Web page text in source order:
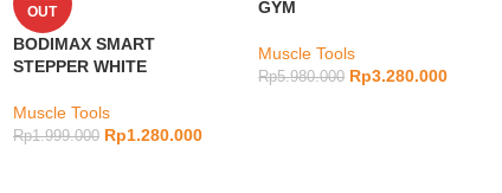
OUT
BODIMAX SMART
STEPPER WHITE
Muscle Tools
Rp1.999.000 Rp1.280.000
GYM
Muscle Tools
Rp5.980.000 Rp3.280.000